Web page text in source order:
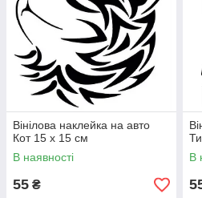
Вінілова наклейка на авто
Кот 15 х 15 см
В наявності
55 ₴
В